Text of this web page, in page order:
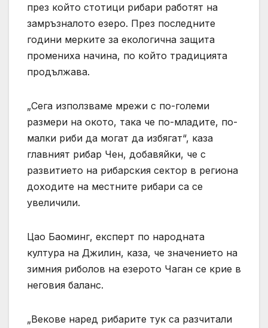
през който стотици рибари работят на
замръзналото езеро. През последните
години мерките за екологична защита
промениха начина, по който традицията
продължава.
„Сега използваме мрежи с по-големи
размери на окото, така че по-младите, по-
малки риби да могат да избягат“, каза
главният рибар Чен, добавяйки, че с
развитието на рибарския сектор в региона
доходите на местните рибари са се
увеличили.
Цао Баоминг, експерт по народната
култура на Джилин, каза, че значението на
зимния риболов на езерото Чаган се крие в
неговия баланс.
„Векове наред рибарите тук са разчитали